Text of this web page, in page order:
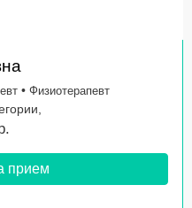
• Физиотерапевт
прием